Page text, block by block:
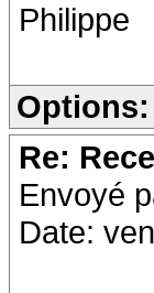
Philippe
Options:
Re:
Envoyé
Date: